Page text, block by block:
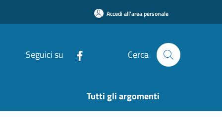
Accedi all'area personale
Seguici su Cerca
Tutti gli argomenti